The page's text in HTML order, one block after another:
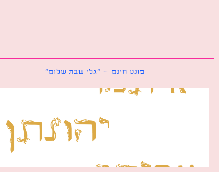
פונט חינם – ״גלי שבת שלום״